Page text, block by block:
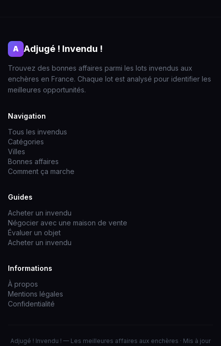
A Adjugé ! Invendu !
Trouvez des bonnes affaires parmi les lots invendus aux
enchères en France. Chaque lot est analysé pour identifier les
meilleures opportunités.
Navigation
Tous les invendus
Catégories
Villes
Bonnes affaires
Comment ça marche
Guides
Acheter un invendu
Négocier avec une maison de vente
Évaluer un objet
Acheter un invendu
Informations
À propos
Mentions légales
Confidentialité
Adjugé ! Invendu ! — Les meilleures affaires aux enchères · Mis à jour